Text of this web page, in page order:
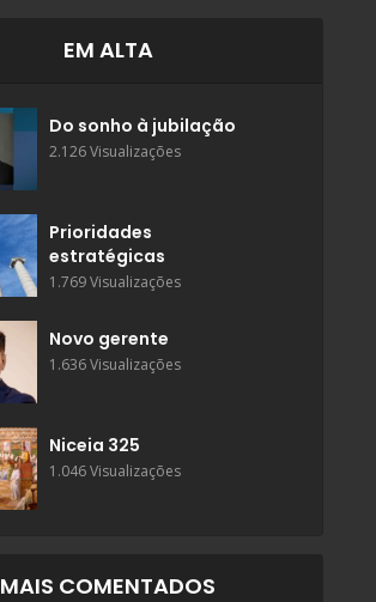
EM ALTA
Do sonho à jubilação
2.126 Visualizações
Prioridades
estratégicas
1.769 Visualizações
Novo gerente
1.636 Visualizações
Niceia 325
1.046 Visualizações
MAIS COMENTADOS